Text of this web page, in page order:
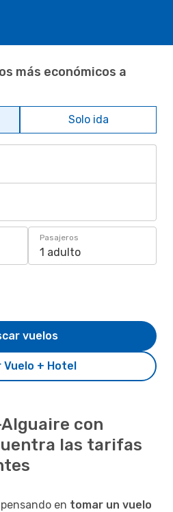
más económicos a
Solo ida
Pasajeros
1 adulto
Vuelo + Hotel
vuelos
con
las tarifas
en tomar un vuelo